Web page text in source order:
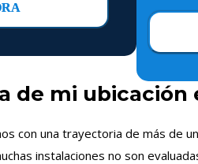
de mi ubicación
con una trayectoria de más de
instalaciones no son